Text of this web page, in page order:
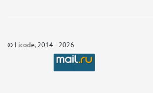
© Licode, 2014 - 2026